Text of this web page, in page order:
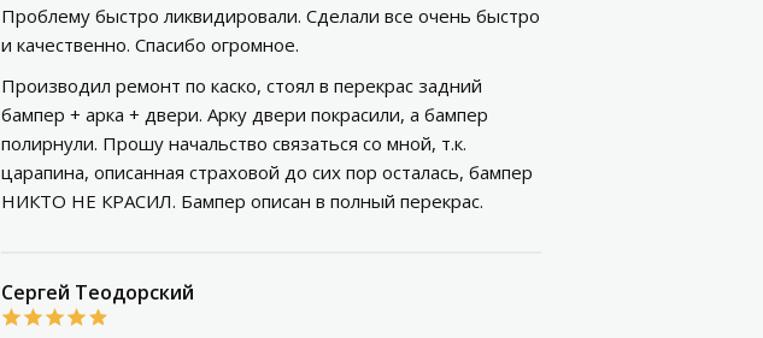
Проблему быстро ликвидировали. Сделали все очень быстро
и качественно. Спасибо огромное.
Производил ремонт по каско, стоял в перекрас задний
бампер + арка + двери. Арку двери покрасили, а бампер
полирнули. Прошу начальство связаться со мной, т.к.
царапина, описанная страховой до сих пор осталась, бампер
НИКТО НЕ КРАСИЛ. Бампер описан в полный перекрас.
Сергей Теодорский